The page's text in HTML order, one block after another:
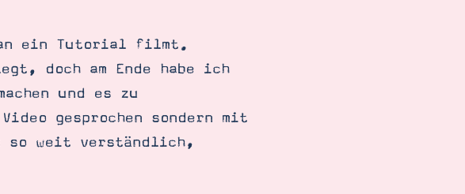
ein Tutorial filmt.
doch am Ende habe ich
und es zu
gesprochen sondern mit
weit verständlich,